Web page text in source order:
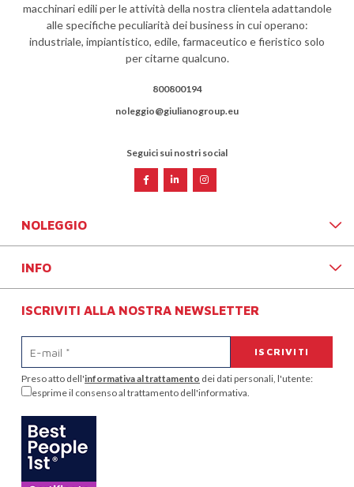
macchinari edili per le attività della nostra clientela adattandole
alle specifiche peculiarità dei business in cui operano:
industriale, impiantistico, edile, farmaceutico e fieristico solo
per citarne qualcuno.
800800194
noleggio@giulianogroup.eu
Seguici sui nostri social
NOLEGGIO
INFO
ISCRIVITI ALLA NOSTRA NEWSLETTER
Preso atto dell'informativa al trattamento dei dati personali, l'utente:
esprime il consenso al trattamento dell'informativa.